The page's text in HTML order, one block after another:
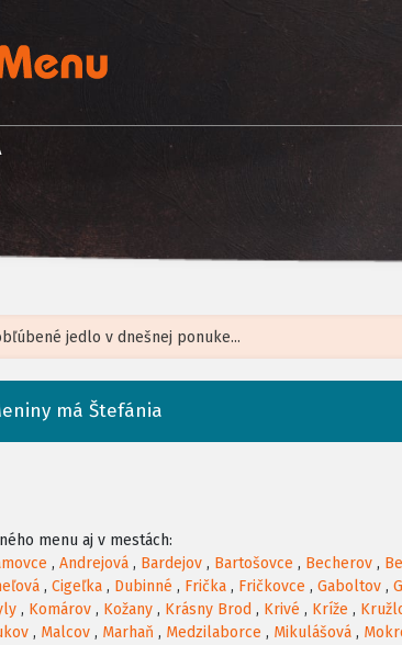
má Štefánia
menu aj v mestách:
, Andrejová , Bardejov , Bartošovce , Becherov ,
, Cigeľka , Dubinné , Frička , Fričkovce , Gaboltov ,
, Komárov , Kožany , Krásny Brod , Krivé , Kríže ,
, Malcov , Marhaň , Medzilaborce , Mikulášová ,